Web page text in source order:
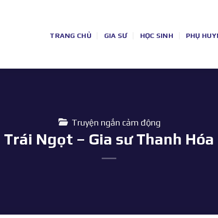
TRANG CHỦ GIA SƯ HỌC SINH PHỤ
Truyện ngắn cảm động
Trái Ngọt – Gia sư Thanh Hóa